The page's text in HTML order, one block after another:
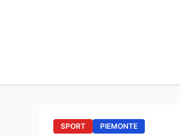
SPORT PIEMONTE